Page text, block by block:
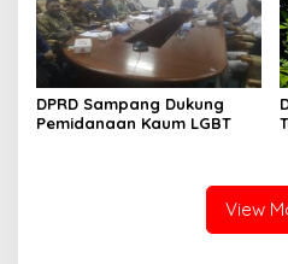
DPRD Sampang Dukung
Pemidanaan Kaum LGBT
View